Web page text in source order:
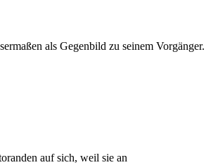
als Gegenbild zu seinem Vorgänger.
auf sich, weil sie an